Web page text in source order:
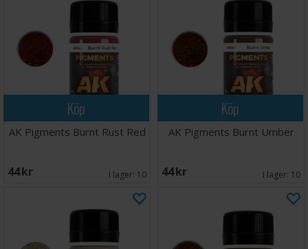
Köp
AK Pigments Burnt Rust Red
44 SEK I lager: 10
Köp
AK Pigments Burnt Umber
44 SEK I lager: 10